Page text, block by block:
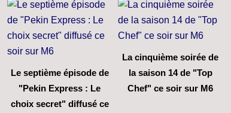
Le septième épisode de
"Pekin Express : Le
choix secret" diffusé ce
La cinquième soirée de
la saison 14 de "Top
Chef" ce soir sur M6